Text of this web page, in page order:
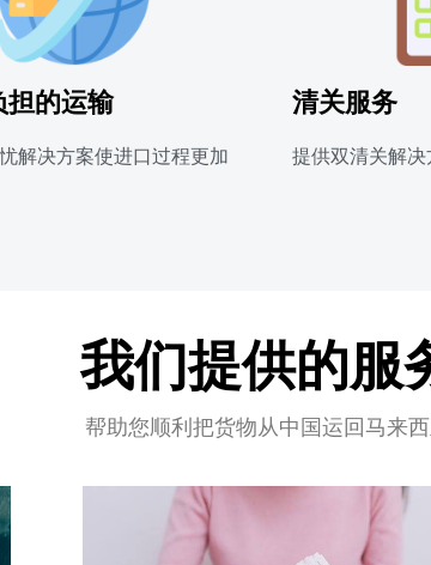
担的运输
解决方案使进口过程更加
清关服务
提供双清关解决
我们提供的服
帮助您顺利把货物从中国运回马来